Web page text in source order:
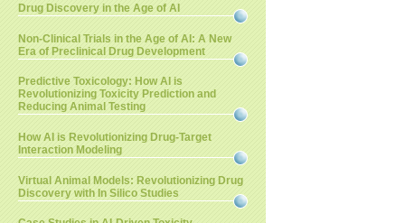
Drug Discovery in the Age of AI
Non-Clinical Trials in the Age of AI: A New
Era of Preclinical Drug Development
Predictive Toxicology: How AI is
Revolutionizing Toxicity Prediction and
Reducing Animal Testing
How AI is Revolutionizing Drug-Target
Interaction Modeling
Virtual Animal Models: Revolutionizing Drug
Discovery with In Silico Studies